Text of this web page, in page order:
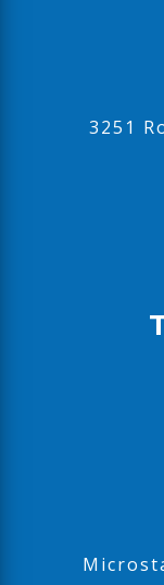
3251 Route de Grenade, 82600